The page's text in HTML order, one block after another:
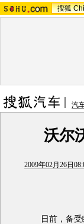
搜狐
汽
沃尔
2009年02月26日
日前，备受